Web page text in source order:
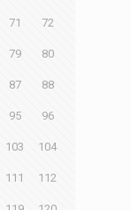
71 72
79 80
87 88
95 96
103 104
111 112